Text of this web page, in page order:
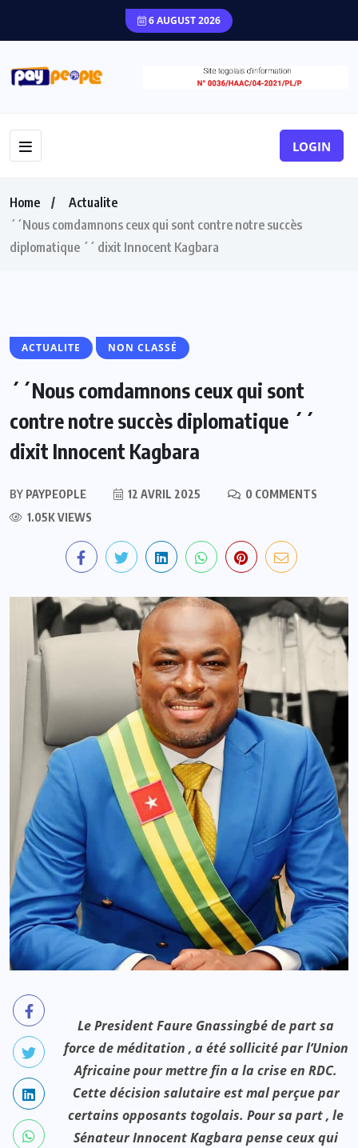
6 AUGUST 2026
LOGIN
Home
Actualite
´´Nous comdamnons ceux qui sont contre notre succès
diplomatique ´´ dixit Innocent Kagbara
ACTUALITE NON CLASSÉ
´´Nous comdamnons ceux qui sont
contre notre succès diplomatique ´´
dixit Innocent Kagbara
BY PAYPEOPLE 12 AVRIL 2025
0 COMMENTS
1.05K VIEWS
Le President Faure Gnassingbé de part sa
force de méditation , a été sollicité par l’Union
Africaine pour mettre fin a la crise en RDC.
Cette décision salutaire est mal perçue par
certains opposants togolais. Pour sa part , le
Sénateur Innocent Kagbara pense ceux qui